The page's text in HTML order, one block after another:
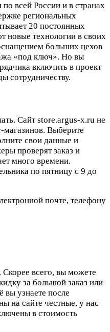
всей России и в странах
региональных
20 постоянных
новые технологии в своих
больших цехов
«под ключ». Но вы
включить в проект
сотрудничеству.
Сайт store.argus-x.ru не
магазинов. Выберите
свои данные и
проверят заказ и
много времени.
по пятницу с 9 до
почте, телефону
всего, вы можете
за большой заказ или
вы узнаете после
на сайте честные, у нас
в стоимость